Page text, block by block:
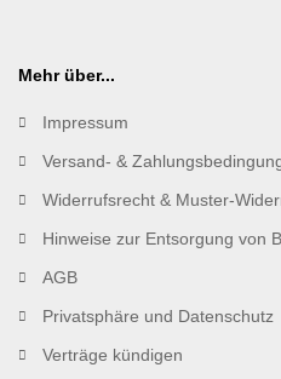
Mehr über...
Impressum
Versand- &
Widerrufsrecht & Muster-
Hinweise zur Entsorgung von
AGB
Privatsphäre und Datenschutz
Verträge kündigen